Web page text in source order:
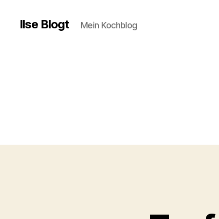
Ilse Blogt Mein Kochblog